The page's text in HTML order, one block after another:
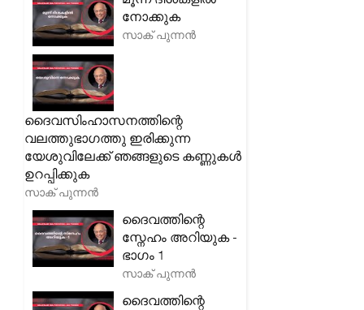
നോക്കുക
സാക് പുന്നൻ
ദൈവസിംഹാസനത്തിന്റെ
വലത്തുഭാഗത്തു ഇരിക്കുന്ന
യേശുവിലേക്ക് ഞങ്ങളുടെ കണ്ണുകൾ
ഉറപ്പിക്കുക
സാക് പുന്നൻ
ദൈവത്തിന്റെ
സ്നേഹം അറിയുക -
ഭാഗം 1
സാക് പുന്നൻ
ദൈവത്തിന്റെ